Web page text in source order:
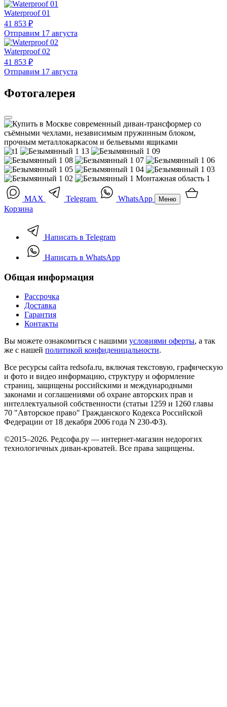
Waterproof 01
41 853 ₽
Отправим 17 августа
Waterproof 02
41 853 ₽
Отправим 17 августа
Фотогалерея
MAX Telegram WhatsApp Меню
Корзина
Написать в Telegram
Написать в WhatsApp
Общая информация
Рассрочка
Доставка
Гарантия
Контакты
Вы можете ознакомиться с нашими условиями оферты, а так
же с нашей политикой конфиденицальности.
Все ресурсы сайта redsofa.ru, включая текстовую, графическую
и фото и видео информацию, структуру и оформление
страниц, защищены российскими и международными
законами и соглашениями об охране авторских прав и
интеллектуальной собственности (статьи 1259 и 1260 главы
70 "Авторское право" Гражданского Кодекса Российской
Федерации от 18 декабря 2006 года N 230-ФЗ).
©2015–2026. Редсофа.ру — интернет-магазин недорогих
технологичных диван-кроватей. Все права защищены.